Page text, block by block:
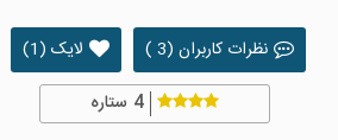
لایک (1)
نظرات کاربران (3 )
4 ستاره